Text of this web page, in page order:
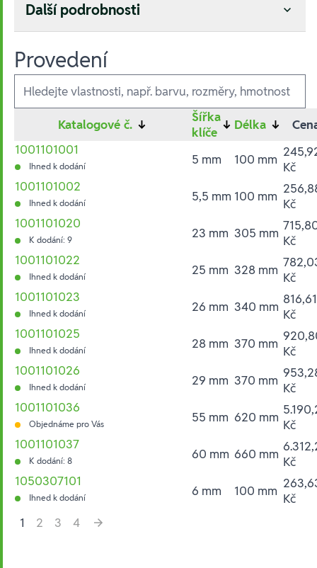
Další podrobnosti
Provedení
Ausführungen
Katalogové č. ↓
Šířka
klíče ↓ Délka ↓
1001101001
Ihned k dodání 5 mm 100 mm Kč
1001101002
Ihned k dodání 5,5 mm 100 mm Kč
1001101020
K dodání: 9 23 mm 305 mm Kč
1001101022
Ihned k dodání 25 mm 328 mm Kč
1001101023
Ihned k dodání 26 mm 340 mm 816,61
Kč
1001101025
Ihned k dodání 28 mm 370 mm Kč
1001101026
Ihned k dodání 29 mm 370 mm Kč
1001101036
Objednáme pro Vás 55 mm 620 mm Kč
1001101037
K dodání: 8 60 mm 660 mm Kč
1050307101
Ihned k dodání 6 mm 100 mm Kč
1
2 3
4